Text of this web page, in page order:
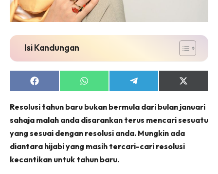
Isi Kandungan
Share
on
Share
on
Share
on
Share
on
(Twitter)
Resolusi tahun baru bukan bermula dari bulan januari
sahaja malah anda disarankan terus mencari sesuatu
yang sesuai dengan resolusi anda. Mungkin ada
diantara hijabi yang masih tercari-cari resolusi
kecantikan untuk tahun baru.